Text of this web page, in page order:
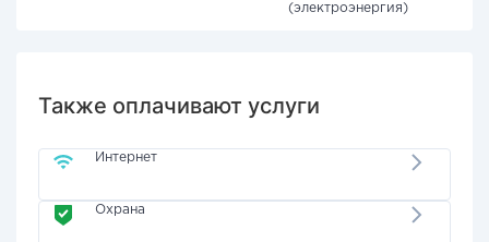
(электроэнергия)
Также оплачивают услуги
Интернет
Охрана